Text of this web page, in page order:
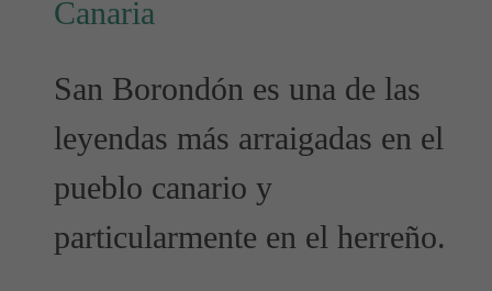
Canaria
San Borondón es una de las
leyendas más arraigadas en el
pueblo canario y
particularmente en el herreño.